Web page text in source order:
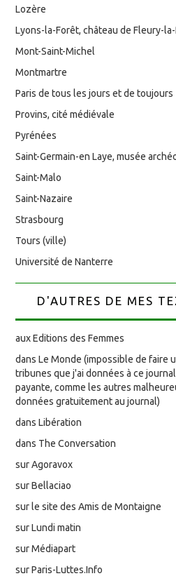
Lozère
Lyons-la-Forêt, château de Fleury-
Mont-Saint-Michel
Montmartre
Paris de tous les jours et de toujours
Provins, cité médiévale
Pyrénées
Saint-Germain-en Laye, musée
Saint-Malo
Saint-Nazaire
Strasbourg
Tours (ville)
Université de Nanterre
D'AUTRES DE MES
aux Editions des Femmes
dans Le Monde (impossible de faire
tribunes que j'ai données à ce
payante, comme les autres
données gratuitement au journal)
dans Libération
dans The Conversation
sur Agoravox
sur Bellaciao
sur le site des Amis de Montaigne
sur Lundi matin
sur Médiapart
sur Paris-Luttes.Info